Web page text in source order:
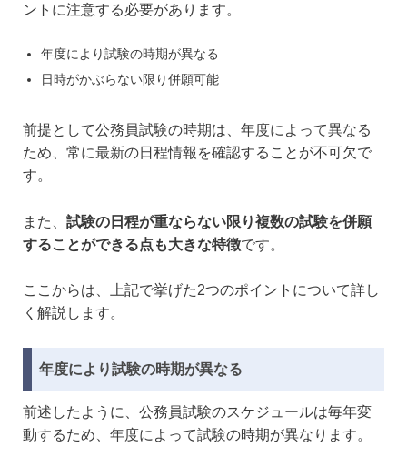
ントに注意する必要があります。
年度により試験の時期が異なる
日時がかぶらない限り併願可能
前提として公務員試験の時期は、年度によって異なる
ため、常に最新の日程情報を確認することが不可欠で
す。
また、 試験の日程が重ならない限り複数の試験を併願
することができる点も大きな特徴です。
ここからは、上記で挙げた2つのポイントについて詳し
く解説します。
年度により試験の時期が異なる
前述したように、公務員試験のスケジュールは毎年変
動するため、年度によって試験の時期が異なります。